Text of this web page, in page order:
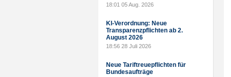
18:01 05 Aug. 2026
KI-Verordnung: Neue
Transparenzpflichten ab 2.
August 2026
18:56 28 Juli 2026
Neue Tariftreuepflichten für
Bundesaufträge